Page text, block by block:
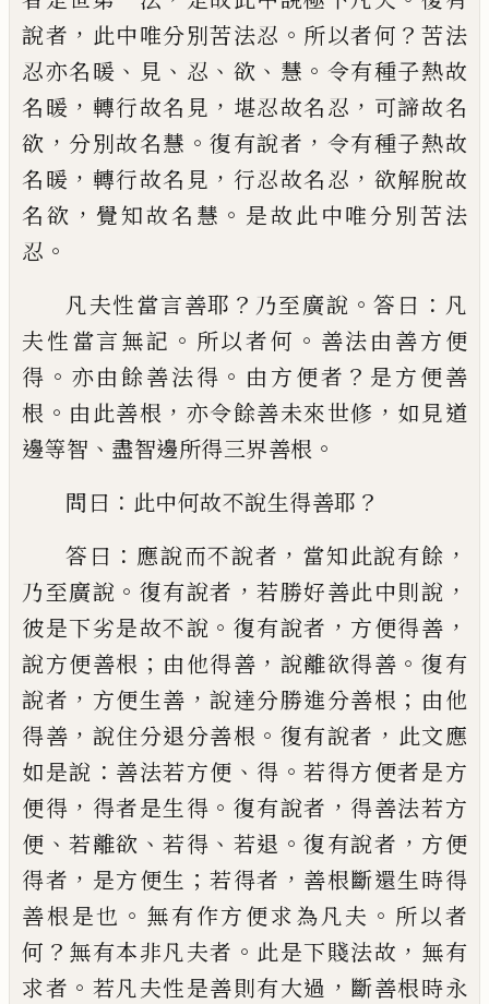
說者 ， 此中唯分別苦法忍 。 所以者何 ？苦法
忍亦名暖 、 見 、 忍 、 欲 、 慧 。 令有種子熱故
名暖 ， 轉行故名見 ， 堪忍故名忍 ， 可諦故名
欲 ， 分別故名慧 。復有說者 ， 令有種子熱故
名暖 ， 轉行故名見 ， 行忍故名忍 ， 欲解脫故
名欲 ， 覺知故名慧 。 是故此中唯分別苦法
忍 。
凡夫性當言善耶 ？ 乃至廣說 。答曰 ： 凡
夫性當言無記 。 所以者何 。 善法由善方便
得 。 亦由餘善法得 。 由方便者 ？ 是方便善
根 。 由此善根 ， 亦令餘善未來世修 ， 如見道
邊等智 、 盡智邊所得三界善根 。
問曰 ： 此中何故不說生得善耶 ？
答曰 ： 應說而不說者 ， 當知此說有餘 ，
乃至廣說 。 復有說者 ，若勝好善此中則說 ，
彼是下劣是故不說 。 復有說者 ， 方便得善 ，
說方便善根 ； 由他得善 ， 說離欲得善 。 復有
說者 ， 方便生善 ，說達分勝進分善根 ； 由他
得善 ， 說住分退分善根 。 復有說者 ， 此文應
如是說 ： 善法若方便 、 得 。若得方便者是方
便得 ， 得者是生得 。 復有說者 ， 得善法若方
便 、若離欲 、若得 、 若退 。復有說者 ， 方便
得者 ， 是方便生 ； 若得者 ， 善根斷還生時得
善根是也 。 無有作方便求為凡夫 。 所以者
何 ？ 無有本非凡夫者 。 此是下賤法故 ， 無有
求者 。 若凡夫性是善則有大過 ， 斷善根時永